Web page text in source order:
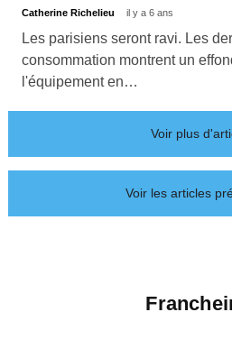
Catherine Richelieu il y a 6 ans
Les parisiens seront ravi. Les
consommation montrent un
l'équipement en…
Voir plus
Voir les articles